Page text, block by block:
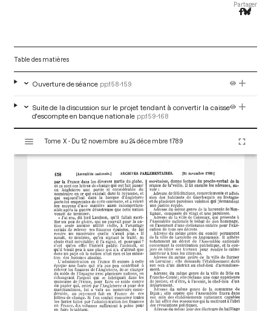
Partager
Table des matières
Ouverture de séance pp.158-159
Suite de la discussion sur le projet tendant à convertir la caisse
d'escompte en banque nationale pp.159-168
s
Tome X - Du 12 novembre au 24 décembre 1789